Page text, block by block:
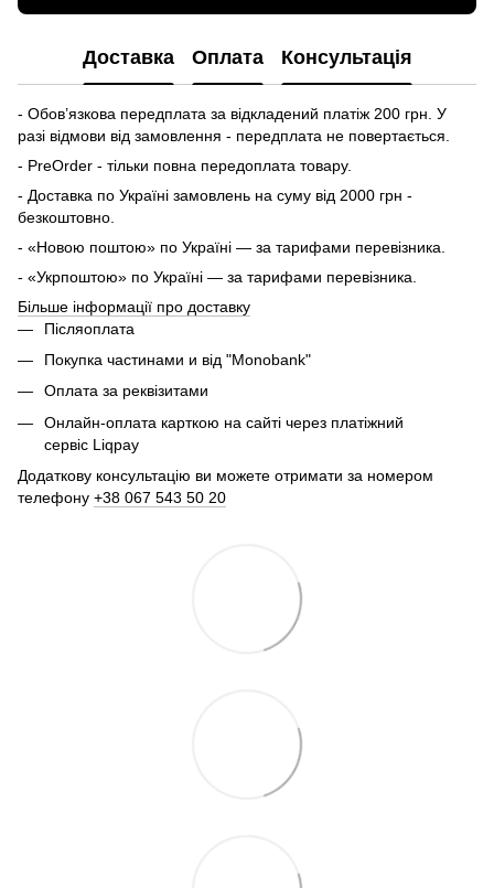
Доставка Оплата Консультація
- Обов’язкова передплата за відкладений платіж 200 грн. У
разі відмови від замовлення - передплата не повертається.
- PreOrder - тільки повна передоплата товару.
- Доставка по Україні замовлень на суму від 2000 грн -
безкоштовно.
- «Новою поштою» по Україні — за тарифами перевізника.
- «Укрпоштою» по Україні — за тарифами перевізника.
Більше інформації про доставку
Післяоплата
Покупка частинами и від "Monobank"
Оплата за реквізитами
Онлайн-оплата карткою на сайті через платіжний
сервіс Liqpay
Додаткову консультацію ви можете отримати за номером
телефону +38 067 543 50 20